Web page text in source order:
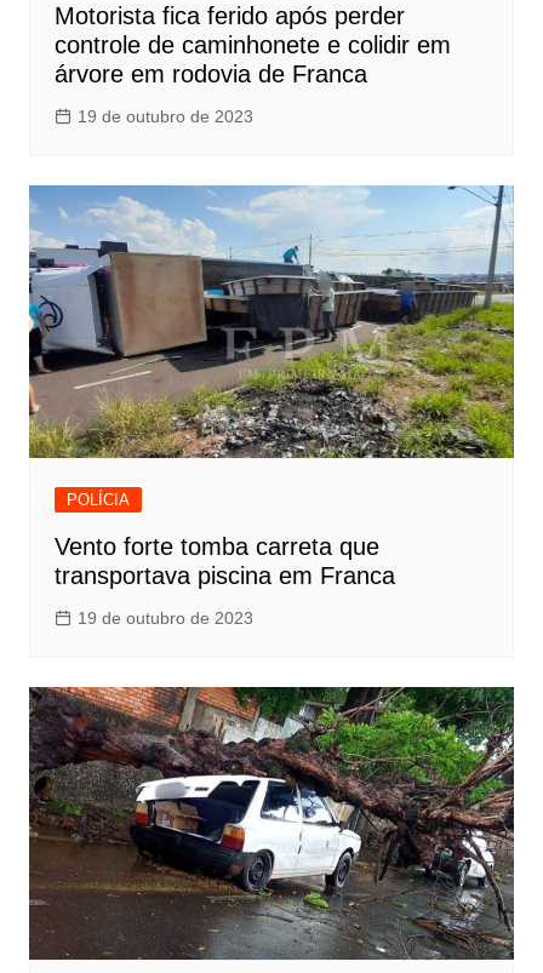
Motorista fica ferido após perder
controle de caminhonete e colidir em
árvore em rodovia de Franca
19 de outubro de 2023
POLÍCIA
Vento forte tomba carreta que
transportava piscina em Franca
19 de outubro de 2023